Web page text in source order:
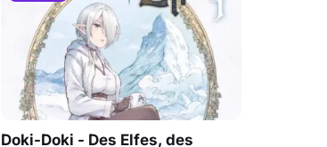
Doki-Doki - Des Elfes, des